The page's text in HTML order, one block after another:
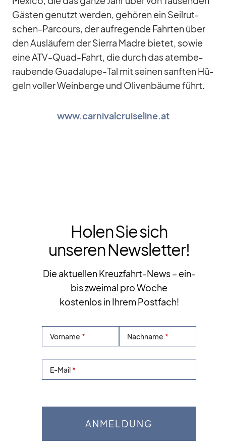
Gäs­ten ge­nutzt wer­den, ge­hö­ren ein Seil­rut­
schen-Par­cours, der auf­re­gende Fahr­ten über
den Aus­läu­fern der Si­erra Madre bie­tet, so­wie
eine ATV-Quad-Fahrt, die durch das atem­be­
rau­bende Gua­d­a­lupe-Tal mit sei­nen sanf­ten Hü­
geln vol­ler Wein­berge und Oli­ven­bäume führt.
www.carnivalcruiseline.at
Holen Sie sich
unseren Newsletter!
Die aktuellen Kreuzfahrt-News – ein-
bis zweimal pro Woche
kostenlos in Ihrem Postfach!
Vorname Nachname
E-Mail